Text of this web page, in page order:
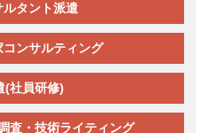
ルタント派遣
コンサルティング
(社員研修)
査・技術ライティング